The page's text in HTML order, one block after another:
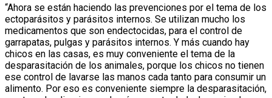
“Ahora se están haciendo las prevenciones por el tema de los
ectoparásitos y parásitos internos. Se utilizan mucho los
medicamentos que son endectocidas, para el control de
garrapatas, pulgas y parásitos internos. Y más cuando hay
chicos en las casas, es muy conveniente el tema de la
desparasitación de los animales, porque los chicos no tienen
ese control de lavarse las manos cada tanto para consumir un
alimento. Por eso es conveniente siempre la desparasitación,